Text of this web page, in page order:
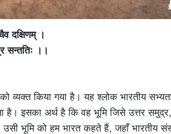
दक्षिणम् ।
सन्ततिः ।।
व्यक्त किया गया है। यह श्लोक भारतीय
है। इसका अर्थ है कि वह भूमि जिसे उत्तर समुद्र,
उसी भूमि को हम भारत कहते हैं, जहाँ भारतीय